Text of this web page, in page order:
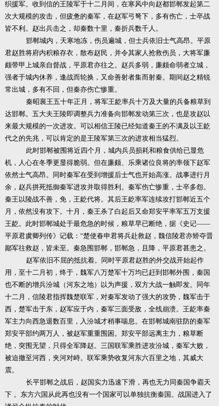
织援军。收到信的王陵军于十二月间，在寒风中向赵都邯郸发起第二
次大规模的攻击，但疲惫的秦军，在赵军弓弩下，多有伤亡，士卒战
皆不利。赵出兵击之，却秦数十里，秦折兵数千人。
邯郸城内，天寒地冻，伤员遍城，但士兵依旧士气高昂。平原
君赵胜将府内积粮存衣，散布赵民，并令其家人抢救伤员，大将军廉
颇带甲上城亲自督战，平原君亦往之。赵兵多弱，廉颇命弱者立城，
强者于城内休养，逢战而轮换，又命善射者集而射秦。期间赵之精锐
常出城，多有不回，但秦亦伤亡惨重。
秦昭襄王五十年正月，将军王龁率兵十万及大量的兵备粮草到
达邯郸。五大夫王陵即调整兵力准备向邯郸发动第三次，也是攻赵以
来最大规模的一次进攻。可以相信王陵已经知道秦王的不满及以王龁
代之的先兆，可以肯定的是王陵军第三次的进攻相当猛烈。
此时邯郸被围将近四个月，城内兵员损耗和粮食供给已显危
机，人心在冬季更显得脆弱。但在廉颇、乐乘诸位良将的率领下赵军
依然士气高昂。同时秦军在受到增援后士气也开始高涨。战事进行月
余，赵兵拼死抵御秦军进攻并取得胜利。秦军伤亡惨重，士卒多怨。
秦王以陵战不善，免，王龁代将。其后王龁率军连续攻打邯郸近五个
月，依然没有攻下。十月，秦王杀了白起后又命郑安平率军五万支援
王龁。此时邯郸城处于最危急的时候，粮草早已断绝，据《史记——
平原君虞卿列传》记载：“楚使春申君将兵赴救赵，魏信陵君亦矫夺晋
鄙军往救赵，皆未至。秦急围邯郸，邯郸急，且降，平原君甚患之。
赵军依旧不屈的抵抗着。同时平原君赵胜的外交战开始起作
用，至十二月初，终于，魏军八万楚军十万均已赶到邯郸外围，秦国
也不断的增兵汾城（河东之地）以为声援，双方大战一触即发。同年
十二月，信陵君指挥魏楚联军，对秦军发动了强大的攻势，魏军击于
西，楚军击于东，赵军应于内，秦军三面受敌，全线崩溃。王龁率秦
军主力向西急退数百里，入汾城才稍事喘息。在邯郸城南驻防的秦军
郑安平部约两万人，被赵军重重围困。郑安平部远离主力，粮草断
绝，突围无望，只得全军降赵。三国联军乘胜进攻汾城，秦军大败，
被迫撤至河西，夹河对峙。联军乘势收复河东六百里之地，其威大
震。
长平邯郸之战后，赵国实力迅速下滑，再也无力同秦国争霸天
下 。东方六国从此再也没有一个国家可以单独抗衡秦国。战国进入了